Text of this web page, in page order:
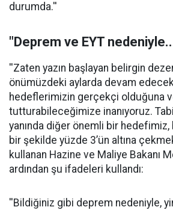
durumda.''
"Deprem ve EYT
''Zaten yazın başlayan belirgin
önümüzdeki aylarda devam
hedeflerimizin gerçekçi olduğuna
tutturabileceğimize inanıyoruz.
yanında diğer önemli bir hedefimiz,
bir şekilde yüzde 3’ün altına
kullanan Hazine ve Maliye Bakanı
ardından şu ifadeleri kullandı:
''Bildiğiniz gibi deprem nedeniyle,